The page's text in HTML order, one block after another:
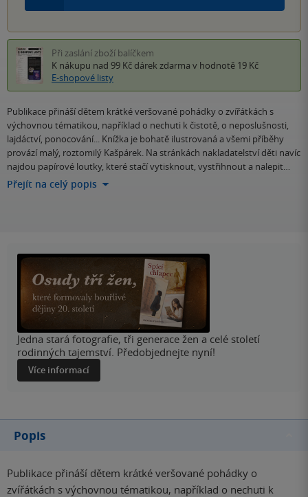
Při zaslání zboží balíčkem
K nákupu nad 99 Kč dárek zdarma v hodnotě 19 Kč
E-shopové listy
Publikace přináší dětem krátké veršované pohádky o zvířátkách s
výchovnou tématikou, například o nechuti k čistotě, o neposlušnosti,
lajdáctví, ponocování... Knížka je bohatě ilustrovaná a všemi příběhy
provází malý, roztomilý Kašpárek. Na stránkách nakladatelství děti navíc
najdou papírové loutky, které stačí vytisknout, vystřihnout a nalepit…
Přejít na celý popis
Jedna stará fotografie, tři generace žen a celé století
rodinných tajemství. Předobjednejte nyní!
Více informací
Popis
Publikace přináší dětem krátké veršované pohádky o
zvířátkách s výchovnou tématikou, například o nechuti k